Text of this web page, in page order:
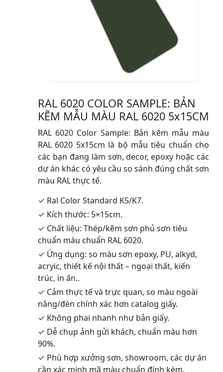
RAL 6020 COLOR SAMPLE: BẢN
KẼM MẪU MÀU RAL 6020 5x15CM
RAL 6020 Color Sample: Bản kẽm mẫu màu
RAL 6020 5x15cm là bộ mẫu tiêu chuẩn cho
các bạn đang làm sơn, decor, epoxy hoặc các
dự án khác có yêu cầu so sánh đúng chất sơn
màu RAL thực tế.
✓ Ral Color Standard K5/K7.
✓ Kích thước: 5×15cm.
✓ Chất liệu: Thép/kẽm sơn phủ sơn tiêu
chuẩn màu chuẩn RAL 6020.
✓ Ứng dụng: so màu sơn epoxy, PU, alkyd,
acryic, thiết kế nội thất – ngoại thất, kiến
trúc, in ấn..
✓ Cảm thực tế và trực quan, so màu ngoài
nắng/đèn chính xác hơn catalog giấy.
✓ Không phai nhanh như bản giấy.
✓ Dễ chụp ảnh gửi khách, chuẩn màu hơn
90%.
✓ Phù hợp xưởng sơn, showroom, các dự án
cần xác minh mã màu chuẩn đính kèm.